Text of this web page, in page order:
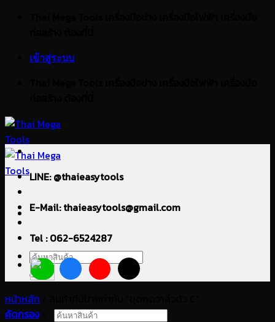
เข้าสู่ระบบ
ค้นหา:
ค้นหา:
LINE: @thaieasytools
E-Mail: thaieasytools@gmail.com
Tel : 062-6524287
หน้าหลัก
คัดกรอง